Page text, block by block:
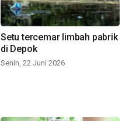
Setu tercemar limbah pabrik
di Depok
Senin, 22 Juni 2026